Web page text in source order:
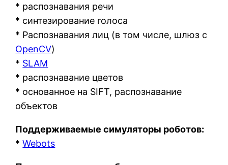
* распознавания речи
* синтезирование голоса
* Распознавания лиц (в том числе, шлюз с
OpenCV)
* SLAM
* распознавание цветов
* основанное на SIFT, распознавание
объектов
Поддерживаемые симуляторы роботов:
*Webots